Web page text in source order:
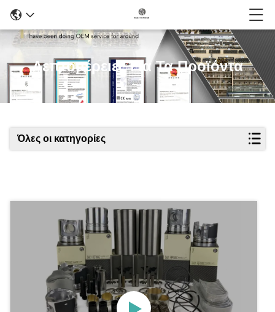
Λεπτομέρειες Για Τα Προϊόντα
Όλες οι κατηγορίες